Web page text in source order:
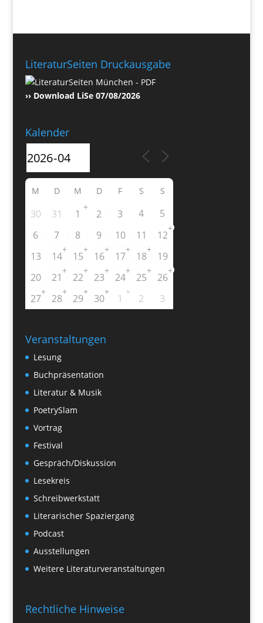
LiteraturSeiten Druckausgabe
›› Download LiSe 07/08/2026
Kalender
M D M D F S S
30 31 1
+
2 3 4
5
6
7 8 9 10 11 12
+
13 14
+
15
+
16
+
17
+
18
+
19
20
21
+
22
+
23
+
24
+
25
+
26
+
27
+
28
+
29
+
30
+
1
+
2 3
Veranstaltungen
Lesung
Buchpräsentation
Literatur & Musik
PoetrySlam
Vortrag
Festival
Gespräch/Diskussion
Lesekreis
Schreibwerkstatt
Literarischer Spaziergang
Podcast
Ausstellungen
Weitere Literaturveranstaltungen
Rechtliche Hinweise